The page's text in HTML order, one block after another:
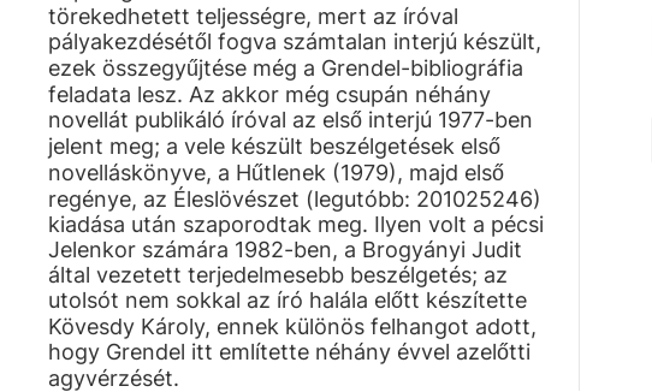
törekedhetett teljességre, mert az íróval
pályakezdésétől fogva számtalan interjú készült,
ezek összegyűjtése még a Grendel-bibliográfia
feladata lesz. Az akkor még csupán néhány
novellát publikáló íróval az első interjú 1977-ben
jelent meg; a vele készült beszélgetések első
novelláskönyve, a Hűtlenek (1979), majd első
regénye, az Éleslövészet (legutóbb: 201025246)
kiadása után szaporodtak meg. Ilyen volt a pécsi
Jelenkor számára 1982-ben, a Brogyányi Judit
által vezetett terjedelmesebb beszélgetés; az
utolsót nem sokkal az író halála előtt készítette
Kövesdy Károly, ennek különös felhangot adott,
hogy Grendel itt említette néhány évvel azelőtti
agyvérzését.